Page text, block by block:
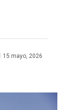
15 mayo, 2026